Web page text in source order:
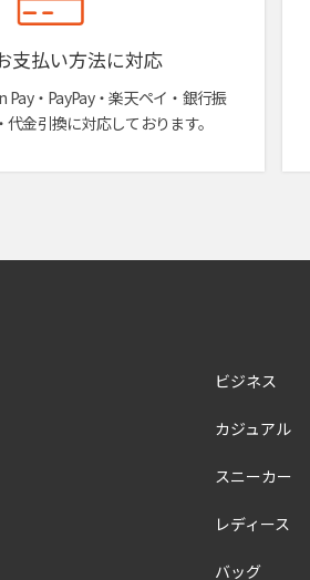
支払い方法に対応
・PayPay・楽天ペイ・銀行振
金引換に対応しております。
ビジネス
カジュアル
スニーカー
レディース
バッグ